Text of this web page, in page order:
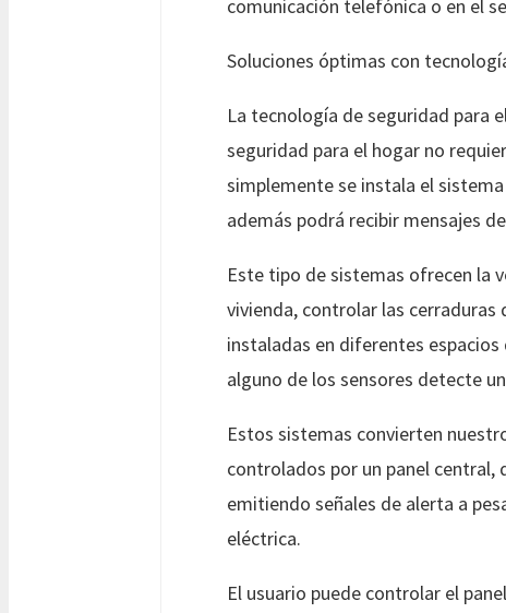
comunicación telefónica o en el
Soluciones óptimas con
La tecnología de seguridad para
seguridad para el hogar no
simplemente se instala el
además podrá recibir mensajes
Este tipo de sistemas ofrecen la
vivienda, controlar las
instaladas en diferentes
alguno de los sensores detecte
Estos sistemas convierten
controlados por un panel central,
emitiendo señales de alerta a
eléctrica.
El usuario puede controlar el